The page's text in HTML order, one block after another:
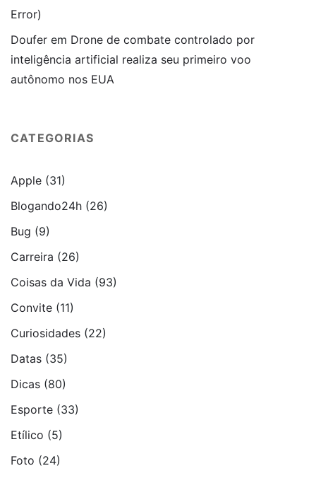
Error)
Doufer em Drone de combate controlado por
inteligência artificial realiza seu primeiro voo
autônomo nos EUA
CATEGORIAS
Apple (31)
Blogando24h (26)
Bug (9)
Carreira (26)
Coisas da Vida (93)
Convite (11)
Curiosidades (22)
Datas (35)
Dicas (80)
Esporte (33)
Etí­lico (5)
Foto (24)